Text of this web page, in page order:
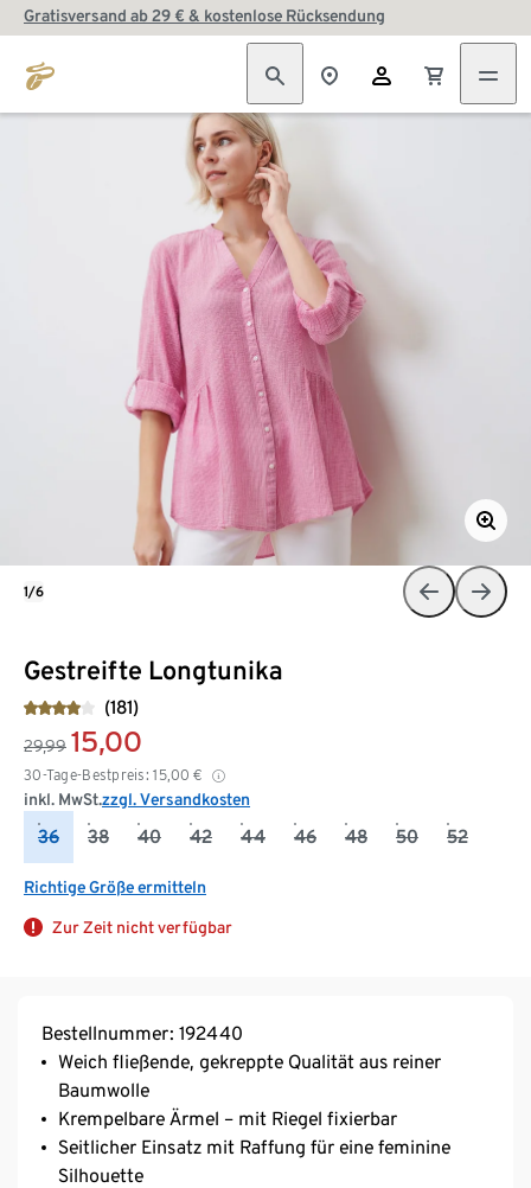
Gratisversand ab 29 € & kostenlose Rücksendung
Gestreifte Longtunika
(181)
29,99 15,00
30-Tage-Bestpreis: 15,00 €
inkl. MwSt.zzgl. Versandkosten
36 38 40 42 44 46 48 50 52
Richtige Größe ermitteln
Zur Zeit nicht verfügbar
1/6
Bestellnummer: 192440
Weich fließende, gekreppte Qualität aus reiner
Baumwolle
Krempelbare Ärmel – mit Riegel fixierbar
Seitlicher Einsatz mit Raffung für eine feminine
Silhouette